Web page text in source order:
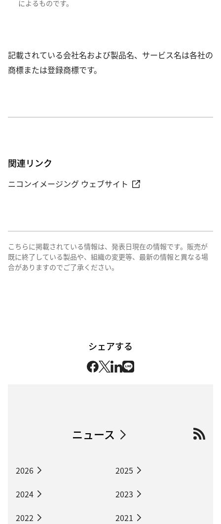
によるものです。
記載されている会社名および製品名、サービス名は各社の
商標または登録商標です。
関連リンク
ニコンイメージング ウェブサイト
こちらに掲載されている情報は、発表日現在の情報です。販売が
既に終了している製品や、組織の変更等、最新の情報と異なる場
合がありますのでご了承ください。
シェアする
ニュース
2026
2025
2024
2023
2022
2021